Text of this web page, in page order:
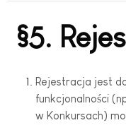
§5.
Rejestracja jest
funkcjonalności
w Konkursach)